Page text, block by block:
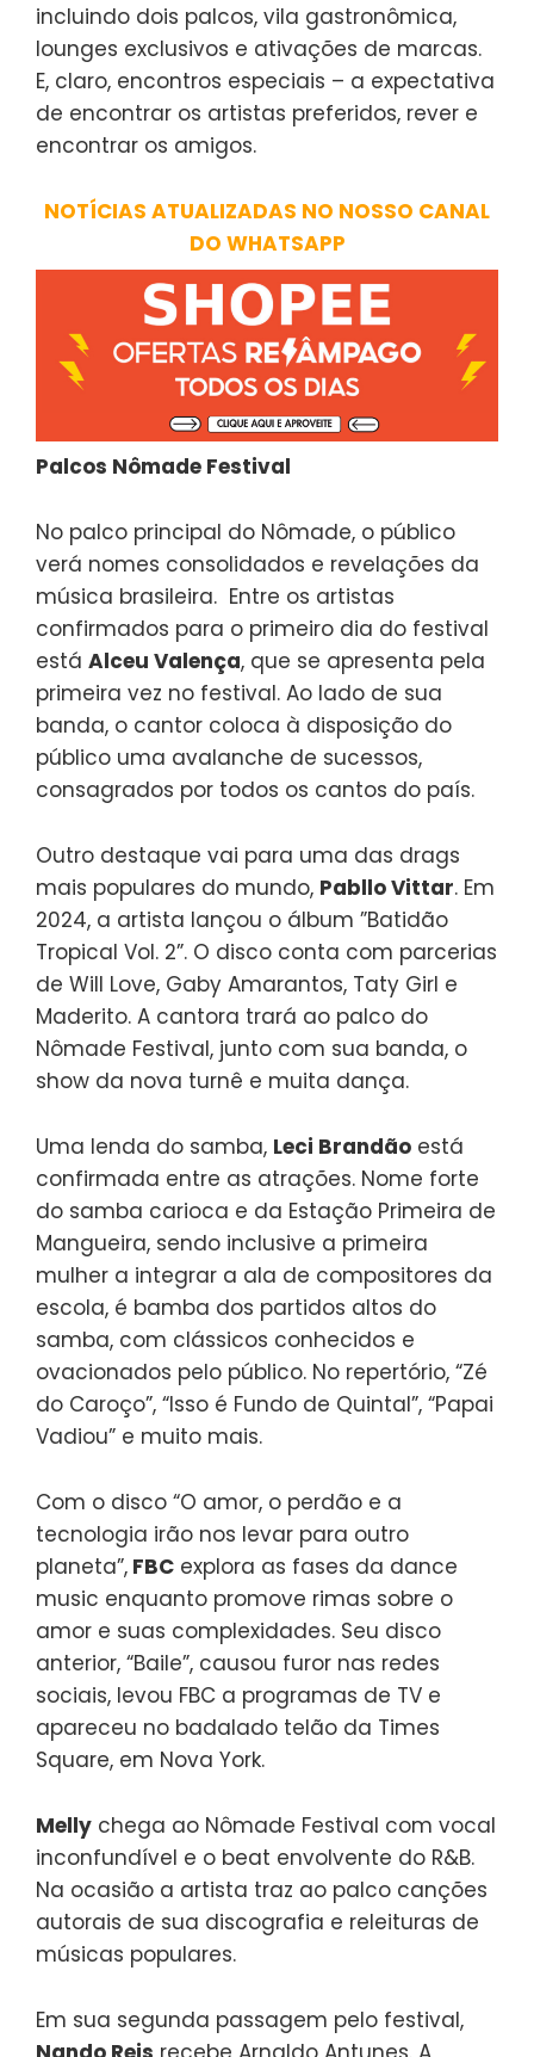
incluindo dois palcos, vila gastronômica,
lounges exclusivos e ativações de marcas.
E, claro, encontros especiais – a expectativa
de encontrar os artistas preferidos, rever e
encontrar os amigos.
NOTÍCIAS ATUALIZADAS NO NOSSO CANAL
DO WHATSAPP
Palcos Nômade Festival
No palco principal do Nômade, o público
verá nomes consolidados e revelações da
música brasileira. Entre os artistas
confirmados para o primeiro dia do festival
está Alceu Valença, que se apresenta pela
primeira vez no festival. Ao lado de sua
banda, o cantor coloca à disposição do
público uma avalanche de sucessos,
consagrados por todos os cantos do país.
Outro destaque vai para uma das drags
mais populares do mundo, Pabllo Vittar. Em
2024, a artista lançou o álbum ”Batidão
Tropical Vol. 2”. O disco conta com parcerias
de Will Love, Gaby Amarantos, Taty Girl e
Maderito. A cantora trará ao palco do
Nômade Festival, junto com sua banda, o
show da nova turnê e muita dança.
Uma lenda do samba, Leci Brandão está
confirmada entre as atrações. Nome forte
do samba carioca e da Estação Primeira de
Mangueira, sendo inclusive a primeira
mulher a integrar a ala de compositores da
escola, é bamba dos partidos altos do
samba, com clássicos conhecidos e
ovacionados pelo público. No repertório, “Zé
do Caroço”, “Isso é Fundo de Quintal”, “Papai
Vadiou” e muito mais.
Com o disco “O amor, o perdão e a
tecnologia irão nos levar para outro
planeta”, FBC explora as fases da dance
music enquanto promove rimas sobre o
amor e suas complexidades. Seu disco
anterior, “Baile”, causou furor nas redes
sociais, levou FBC a programas de TV e
apareceu no badalado telão da Times
Square, em Nova York.
Melly chega ao Nômade Festival com vocal
inconfundível e o beat envolvente do R&B.
Na ocasião a artista traz ao palco canções
autorais de sua discografia e releituras de
músicas populares.
Em sua segunda passagem pelo festival,